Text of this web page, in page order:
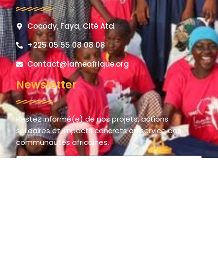
Cocody, Faya, Cité Atci
+225 05 55 08 08 08
Contact@lameafrique.org
Newsletter
Restez informé(e) de nos projets, actions
solidaires et impacts concrets au service des
communautés africaines.